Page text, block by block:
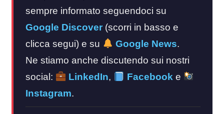
sempre informato seguendoci su
Google Discover (scorri in basso e
clicca segui) e su
Google News.
Ne stiamo anche discutendo sui nostri
social:
LinkedIn, Facebook e
Instagram.